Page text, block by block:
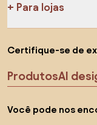
Para lojas
Certifique-se de
ProdutosAI
Você pode nos